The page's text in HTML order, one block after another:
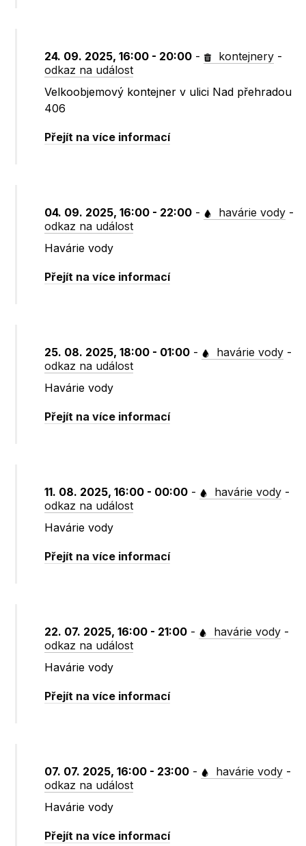
24. 09. 2025, 16:00 - 20:00 - kontejnery -
odkaz na událost
Velkoobjemový kontejner v ulici Nad přehradou
406
Přejít na více informací
04. 09. 2025, 16:00 - 22:00 - havárie vody -
odkaz na událost
Havárie vody
Přejít na více informací
25. 08. 2025, 18:00 - 01:00 - havárie vody -
odkaz na událost
Havárie vody
Přejít na více informací
11. 08. 2025, 16:00 - 00:00 - havárie vody -
odkaz na událost
Havárie vody
Přejít na více informací
22. 07. 2025, 16:00 - 21:00 - havárie vody -
odkaz na událost
Havárie vody
Přejít na více informací
07. 07. 2025, 16:00 - 23:00 - havárie vody -
odkaz na událost
Havárie vody
Přejít na více informací